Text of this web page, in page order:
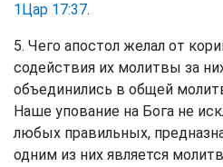
1Цар 17:37.
5. Чего апостол желал от
содействия их молитвы за
объединились в общей
Наше упование на Бога не
любых правильных,
одним из них является